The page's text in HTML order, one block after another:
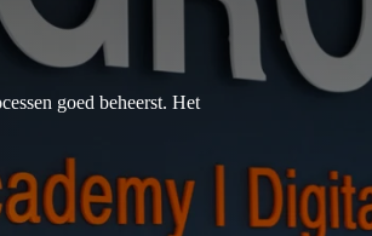
goed beheerst. Het